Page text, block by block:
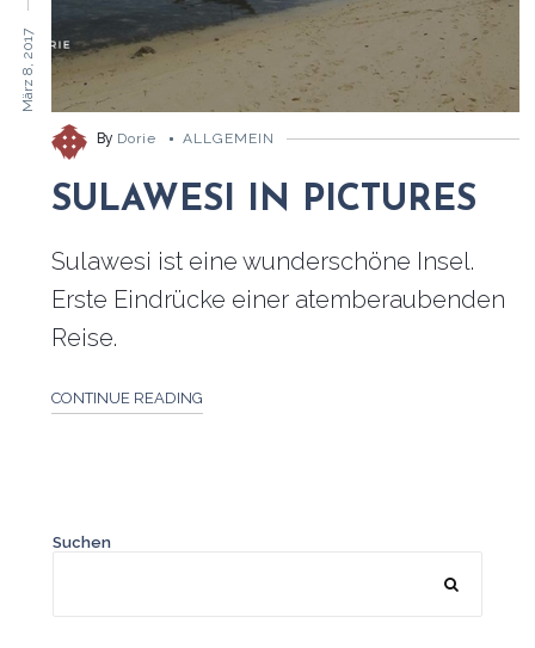
März 8, 2017
By Dorie ALLGEMEIN
SULAWESI IN PICTURES
Sulawesi ist eine wunderschöne Insel.
Erste Eindrücke einer atemberaubenden
Reise.
CONTINUE READING
Suchen